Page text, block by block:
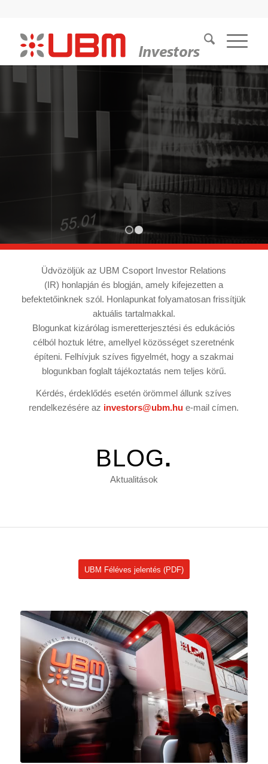
UBM CSOPORT.
Növekedjünk együtt, stabil alapokon
Üdvözöljük az UBM Csoport Investor Relations
(IR) honlapján és blogján, amely kifejezetten a
befektetőinknek szól. Honlapunkat folyamatosan frissítjük
aktuális tartalmakkal.
Blogunkat kizárólag ismeretterjesztési és edukációs
célból hoztuk létre, amellyel közösséget szeretnénk
építeni. Felhívjuk szíves figyelmét, hogy a szakmai
blogunkban foglalt tájékoztatás nem teljes körű.
Kérdés, érdeklődés esetén örömmel állunk szíves
rendelkezésére az investors@ubm.hu e-mail címen.
BLOG.
Aktualitások
UBM Féléves jelentés (PDF)